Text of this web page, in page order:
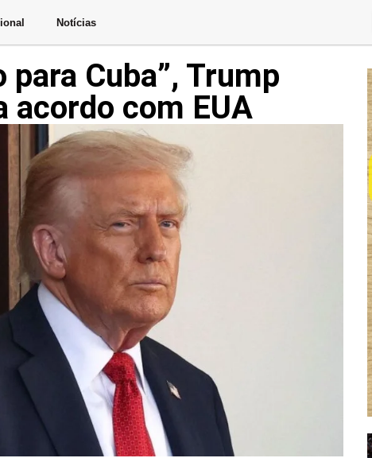
Notícias
para Cuba”, Trump
acordo com EUA